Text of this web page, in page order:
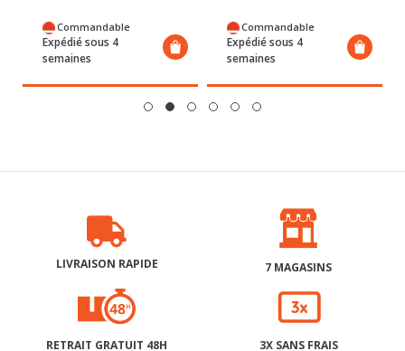
semaines
semaines
LIVRAISON RAPIDE 7 MAGASINS
RETRAIT GRATUIT 48H 3X SANS FRAIS